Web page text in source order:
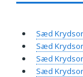
Sæd
Sæd
Sæd
Sæd